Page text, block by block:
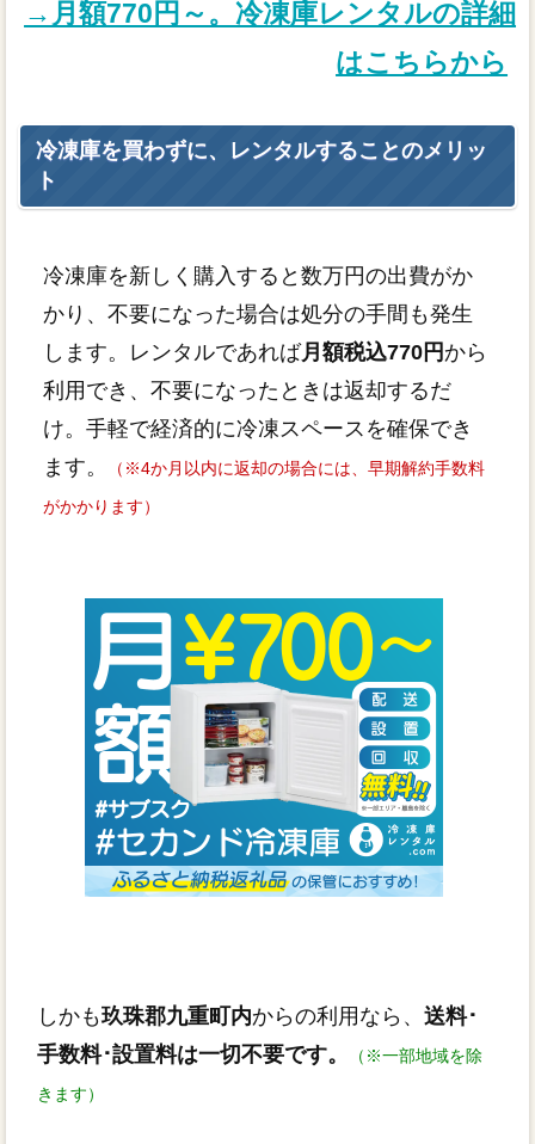
→月額770円～。冷凍庫レンタルの詳細
はこちらから
冷凍庫を買わずに、レンタルすることのメリッ
ト
冷凍庫を新しく購入すると数万円の出費がか
かり、不要になった場合は処分の手間も発生
します。レンタルであれば月額税込770円から
利用でき、不要になったときは返却するだ
け。手軽で経済的に冷凍スペースを確保でき
ます。
（※4か月以内に返却の場合には、早期解約手数料
がかかります）
しかも玖珠郡九重町内からの利用なら、 送料･
手数料･設置料は一切不要です。
（※一部地域を除
きます）